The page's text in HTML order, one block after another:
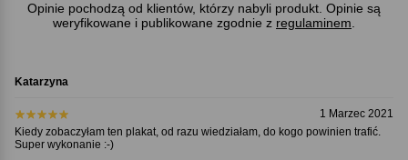
Opinie pochodzą od klientów, którzy nabyli produkt. Opinie są
weryfikowane i publikowane zgodnie z regulaminem.
Katarzyna
1 Marzec 2021
Kiedy zobaczyłam ten plakat, od razu wiedziałam, do kogo powinien trafić.
Super wykonanie :-)